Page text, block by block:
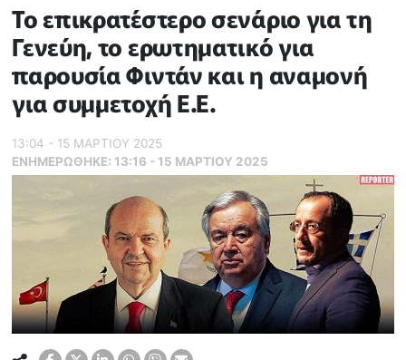
Το επικρατέστερο σενάριο για τη
Γενεύη, το ερωτηματικό για
παρουσία Φιντάν και η αναμονή
για συμμετοχή Ε.Ε.
13:04 - 15 ΜΑΡΤΙΟΥ 2025
ΕΝΗΜΕΡΏΘΗΚΕ: 13:16 - 15 ΜΑΡΤΙΟΥ 2025